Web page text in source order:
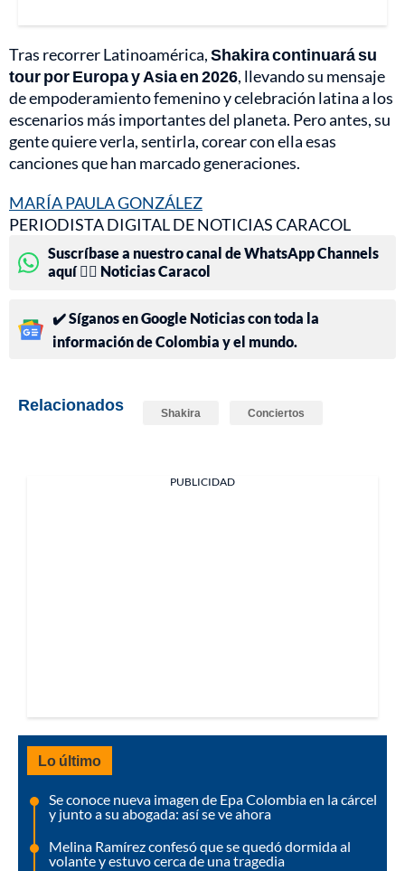
Tras recorrer Latinoamérica,Shakira continuará su
tour por Europa y Asia en 2026, llevando su mensaje
de empoderamiento femenino y celebración latina a los
escenarios más importantes del planeta. Pero antes, su
gente quiere verla, sentirla, corear con ella esas
canciones que han marcado generaciones.
MARÍA PAULA GONZÁLEZ
PERIODISTA DIGITAL DE NOTICIAS CARACOL
Suscríbase a nuestro canal de WhatsApp Channels
aquí 👉🏻 Noticias Caracol
✔️ Síganos en Google Noticias con toda la
información de Colombia y el mundo.
Relacionados Shakira Conciertos
PUBLICIDAD
Lo último
Se conoce nueva imagen de Epa Colombia en la cárcel
y junto a su abogada: así se ve ahora
Melina Ramírez confesó que se quedó dormida al
volante y estuvo cerca de una tragedia